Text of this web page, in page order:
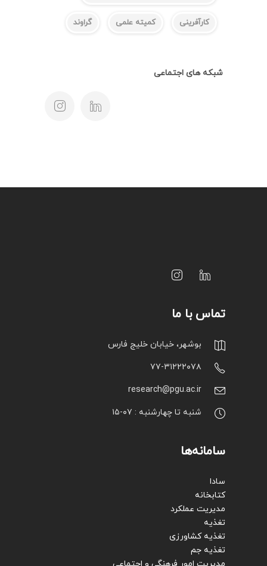
کارآفرینی کمیته علمی گراوند
شبکه های اجتماعی
تماس با ما
بوشهر، خیابان خلیج فارس
۷۷-۳۱۲۲۲۰۷۸
research@pgu.ac.ir
شنبه تا چهارشنبه : ۰۷-۱۵
سامانه‌ها
سادا
کتابخانه
مدیریت عملکرد
تغذیه
تغذیه کشاورزی
تغذیه جم
مدیریت امور فرهنگی و اجتماعی